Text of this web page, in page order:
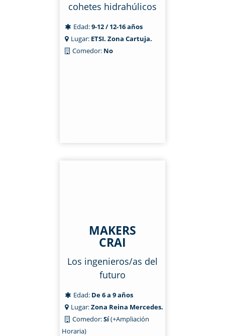
cohetes hidrahúlicos
Edad:9-12 / 12-16 años
Lugar: ETSI. Zona Cartuja.
Comedor: No
MAKERS
CRAI
Los ingenieros/as del
futuro
Edad: De 6 a 9 años
Lugar:Zona Reina Mercedes.
Comedor:Sí(+Ampliación
Horaria)